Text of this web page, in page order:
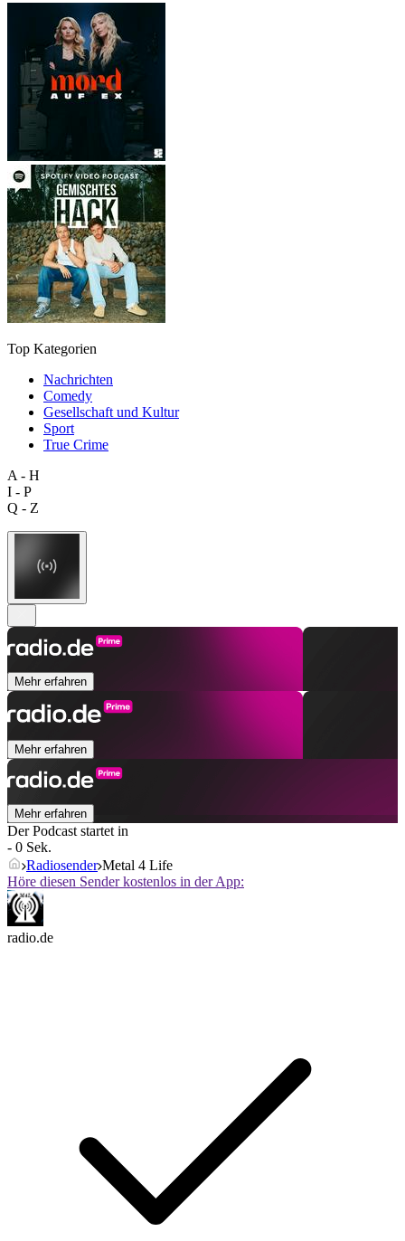
Top Kategorien
Nachrichten
Comedy
Gesellschaft und Kultur
Sport
True Crime
A - H
I - P
Q - Z
Mehr erfahren
Mehr erfahren
Mehr erfahren
Der Podcast startet in
- 0 Sek.
Radiosender Metal 4 Life
Höre diesen Sender kostenlos in der App:
radio.de